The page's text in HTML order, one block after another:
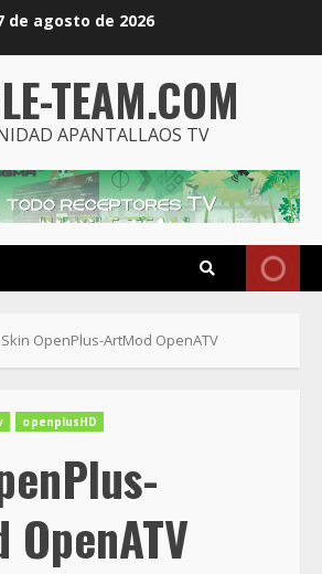
de agosto de 2026
TEAM.COM
APANTALLAOS TV
Skin OpenPlus-ArtMod OpenATV
openplusHD